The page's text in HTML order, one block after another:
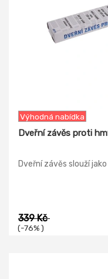
Výhodná nabídka
Dveřní závěs proti
Dveřní závěs slouží
339 Kč
(-76% )